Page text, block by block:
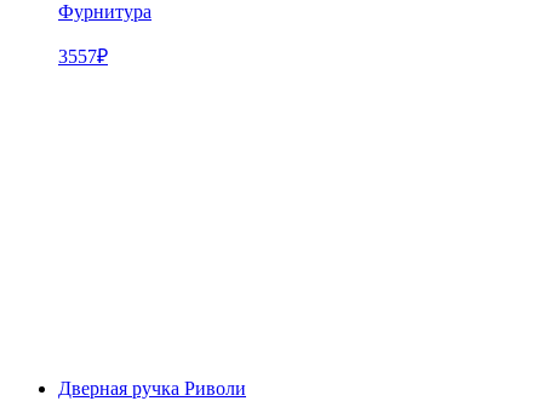
Фурнитура
3557₽
Дверная ручка Риволи